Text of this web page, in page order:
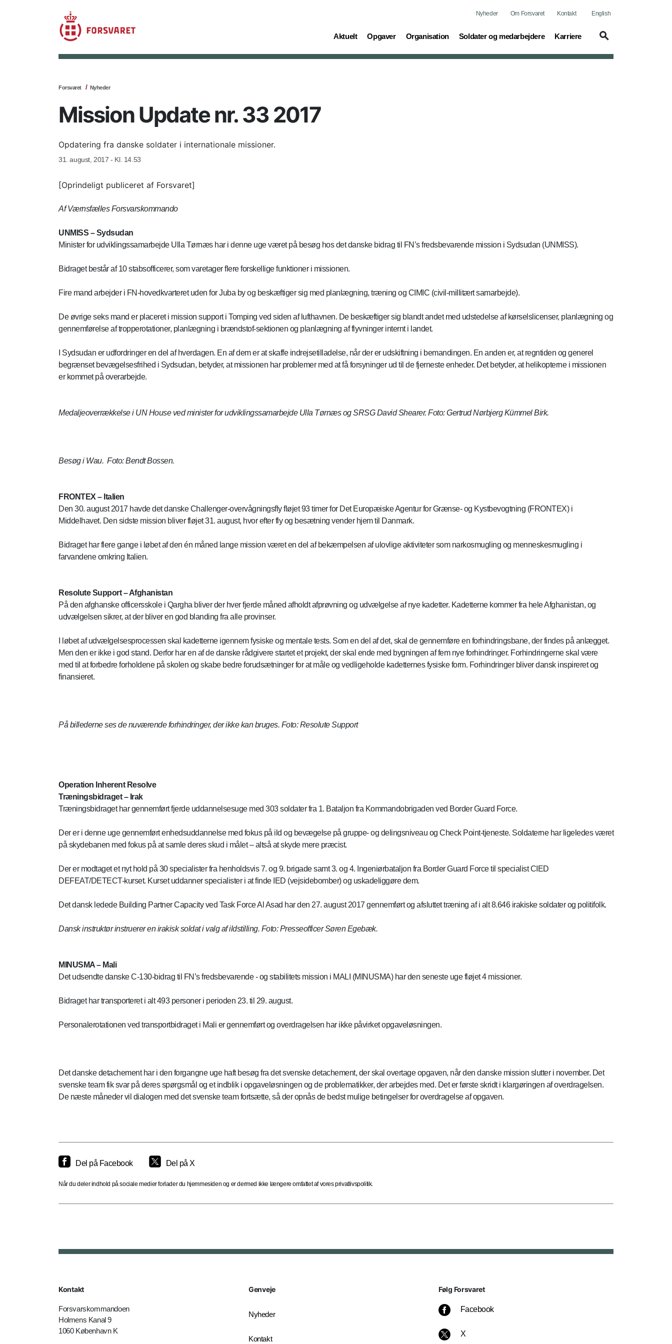
Nyheder Om Forsvaret Kontakt English
Aktuelt
(current) Opgaver
(current) Organisation
(current) Soldater og medarbejdere
(current) Karriere
(current)
Forsvaret Nyheder
Mission Update nr. 33 2017
Opdatering fra danske soldater i internationale missioner.
31. august, 2017 - Kl. 14.53
[Oprindeligt publiceret af Forsvaret]
Af Værnsfælles Forsvarskommando
UNMISS – Sydsudan
Minister for udviklingssamarbejde Ulla Tørnæs har i denne uge været på besøg hos det danske bidrag til FN’s fredsbevarende mission i Sydsudan (UNMISS).
Bidraget består af 10 stabsofficerer, som varetager flere forskellige funktioner i missionen.
Fire mand arbejder i FN-hovedkvarteret uden for Juba by og beskæftiger sig med planlægning, træning og CIMIC (civil-millitært samarbejde).
De øvrige seks mand er placeret i mission support i Tomping ved siden af lufthavnen. De beskæftiger sig blandt andet med udstedelse af kørselslicenser, planlægning og
gennemførelse af tropperotationer, planlægning i brændstof-sektionen og planlægning af flyvninger internt i landet.
I Sydsudan er udfordringer en del af hverdagen. En af dem er at skaffe indrejsetilladelse, når der er udskiftning i bemandingen. En anden er, at regntiden og generel
begrænset bevægelsesfrihed i Sydsudan, betyder, at missionen har problemer med at få forsyninger ud til de fjerneste enheder. Det betyder, at helikopterne i missionen
er kommet på overarbejde.
Medaljeoverrækkelse i UN House ved minister for udviklingssamarbejde Ulla Tørnæs og SRSG David Shearer. Foto: Gertrud Nørbjerg Kümmel Birk.
Besøg i Wau. Foto: Bendt Bossen.
FRONTEX – Italien
Den 30. august 2017 havde det danske Challenger-overvågningsfly fløjet 93 timer for Det Europæiske Agentur for Grænse- og Kystbevogtning (FRONTEX) i
Middelhavet. Den sidste mission bliver fløjet 31. august, hvor efter fly og besætning vender hjem til Danmark.
Bidraget har flere gange i løbet af den én måned lange mission været en del af bekæmpelsen af ulovlige aktiviteter som narkosmugling og menneskesmugling i
farvandene omkring Italien.
Resolute Support – Afghanistan
På den afghanske officersskole i Qargha bliver der hver fjerde måned afholdt afprøvning og udvælgelse af nye kadetter. Kadetterne kommer fra hele Afghanistan, og
udvælgelsen sikrer, at der bliver en god blanding fra alle provinser.
I løbet af udvælgelsesprocessen skal kadetterne igennem fysiske og mentale tests. Som en del af det, skal de gennemføre en forhindringsbane, der findes på anlægget.
Men den er ikke i god stand. Derfor har en af de danske rådgivere startet et projekt, der skal ende med bygningen af fem nye forhindringer. Forhindringerne skal være
med til at forbedre forholdene på skolen og skabe bedre forudsætninger for at måle og vedligeholde kadetternes fysiske form. Forhindringer bliver dansk inspireret og
finansieret.
På billederne ses de nuværende forhindringer, der ikke kan bruges. Foto: Resolute Support
Operation Inherent Resolve
Træningsbidraget – Irak
Træningsbidraget har gennemført fjerde uddannelsesuge med 303 soldater fra 1. Bataljon fra Kommandobrigaden ved Border Guard Force.
Der er i denne uge gennemført enhedsuddannelse med fokus på ild og bevægelse på gruppe- og delingsniveau og Check Point-tjeneste. Soldaterne har ligeledes været
på skydebanen med fokus på at samle deres skud i målet – altså at skyde mere præcist.
Der er modtaget et nyt hold på 30 specialister fra henholdsvis 7. og 9. brigade samt 3. og 4. Ingeniørbataljon fra Border Guard Force til specialist CIED
DEFEAT/DETECT-kurset. Kurset uddanner specialister i at finde IED (vejsidebomber) og uskadeliggøre dem.
Det dansk ledede Building Partner Capacity ved Task Force Al Asad har den 27. august 2017 gennemført og afsluttet træning af i alt 8.646 irakiske soldater og politifolk.
Dansk instruktør instruerer en irakisk soldat i valg af ildstilling. Foto: Presseofficer Søren Egebæk.
MINUSMA – Mali
Det udsendte danske C-130-bidrag til FN’s fredsbevarende - og stabilitets mission i MALI (MINUSMA) har den seneste uge fløjet 4 missioner.
Bidraget har transporteret i alt 493 personer i perioden 23. til 29. august.
Personalerotationen ved transportbidraget i Mali er gennemført og overdragelsen har ikke påvirket opgaveløsningen.
Det danske detachement har i den forgangne uge haft besøg fra det svenske detachement, der skal overtage opgaven, når den danske mission slutter i november. Det
svenske team fik svar på deres spørgsmål og et indblik i opgaveløsningen og de problematikker, der arbejdes med. Det er første skridt i klargøringen af overdragelsen.
De næste måneder vil dialogen med det svenske team fortsætte, så der opnås de bedst mulige betingelser for overdragelse af opgaven.
Del på Facebook Del på X
Når du deler indhold på sociale medier forlader du hjemmesiden og er dermed ikke længere omfattet af vores privatlivspolitik.
Kontakt
Forsvarskommandoen
Holmens Kanal 9
1060 København K
Genveje
Nyheder
Kontakt
Følg Forsvaret
Facebook
X